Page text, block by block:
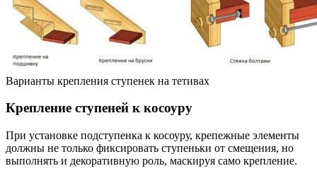
Варианты крепления ступенек на тетивах
Крепление ступеней к косоуру
При установке подступенка к косоуру, крепежные элементы
должны не только фиксировать ступеньки от смещения, но
выполнять и декоративную роль, маскируя само крепление.